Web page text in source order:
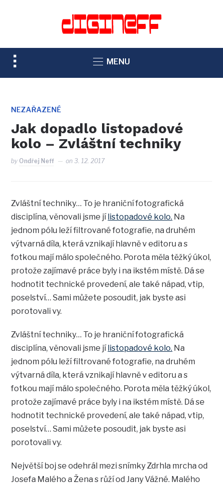
TOGGLE
SIDEBAR
NAVIGATION
MENU
NEZAŘAZENÉ
Jak dopadlo listopadové
kolo – Zvláštní techniky
by Ondřej Neff on3. 12. 2017
Zvláštní techniky… To je hraniční fotografická
disciplína, věnovali jsme jí listopadové kolo. Na
jednom pólu leží filtrované fotografie, na druhém
výtvarná díla, která vznikají hlavně v editoru a s
fotkou mají málo společného. Porota měla těžký úkol,
protože zajímavé práce byly i na ikstém místě. Dá se
hodnotit technické provedení, ale také nápad, vtip,
poselství… Sami můžete posoudit, jak byste asi
porotovali vy.
Zvláštní techniky… To je hraniční fotografická
disciplína, věnovali jsme jí listopadové kolo. Na
jednom pólu leží filtrované fotografie, na druhém
výtvarná díla, která vznikají hlavně v editoru a s
fotkou mají málo společného. Porota měla těžký úkol,
protože zajímavé práce byly i na ikstém místě. Dá se
hodnotit technické provedení, ale také nápad, vtip,
poselství… Sami můžete posoudit, jak byste asi
porotovali vy.
Největší boj se odehrál mezi snímky Zdrhla mrcha od
Josefa Malého a Žena s růží od Jany Vážné. Malého